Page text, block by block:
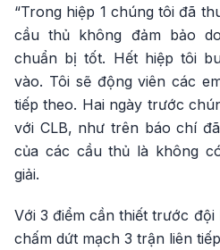
“Trong hiệp 1 chúng tôi đã
cầu thủ không đảm bảo
chuẩn bị tốt. Hết hiệp tôi
vào. Tôi sẽ động viên các
tiếp theo. Hai ngày trước
với CLB, như trên báo chí
của các cầu thủ là không
giải.
Với 3 điểm cần thiết trước
chấm dứt mạch 3 trận liên